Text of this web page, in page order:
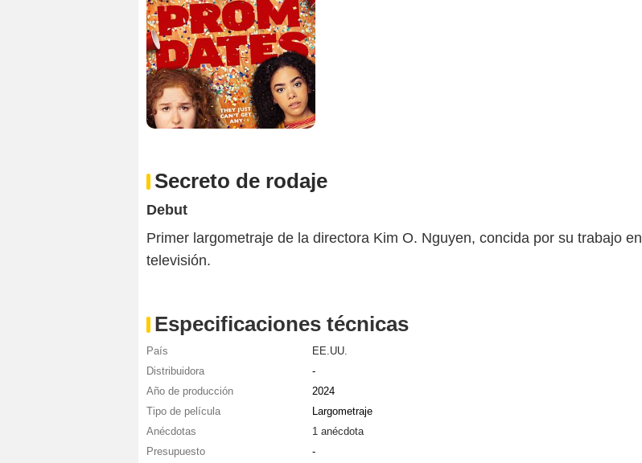
Secreto de rodaje
Debut
Primer largometraje de la directora Kim O. Nguyen, concida por su trabajo en
televisión.
Especificaciones técnicas
País
EE.UU.
Distribuidora
-
Año de producción
2024
Tipo de película
Largometraje
Anécdotas
1 anécdota
Presupuesto
-